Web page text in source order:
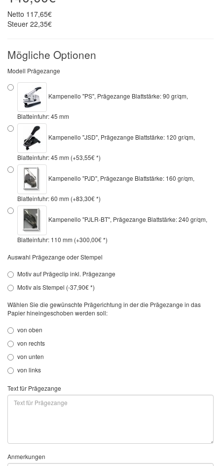
Netto 117,65€
Steuer 22,35€
Mögliche Optionen
Modell Prägezange
Kampenello "PS", Prägezange Blattstärke: 90 gr/qm,
Blatteinfuhr: 45 mm
Kampenello "JSD", Prägezange Blattstärke: 120 gr/qm,
Blatteinfuhr: 45 mm (+53,55€ *)
Kampenello "PJD", Prägezange Blattstärke: 160 gr/qm,
Blatteinfuhr: 60 mm (+83,30€ *)
Kampenello "PJLR-BT", Prägezange Blattstärke: 240 gr/qm,
Blatteinfuhr: 110 mm (+300,00€ *)
Auswahl Prägezange oder Stempel
Motiv auf Prägeclip inkl. Prägezange
Motiv als Stempel (-37,90€ *)
Wählen Sie die gewünschte Prägerichtung in der die Prägezange in das
Papier hineingeschoben werden soll:
von oben
von rechts
von unten
von links
Text für Prägezange
Anmerkungen